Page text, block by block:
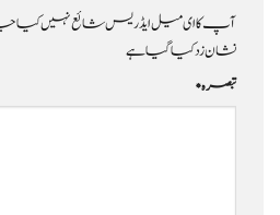
آپ کا ای میل ایڈریس شائع نہیں کیا
نشان زد کیا گیا ہے
تبصرہ*